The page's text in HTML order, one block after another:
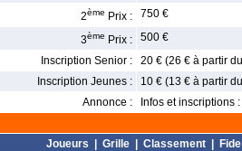
2ème Prix : 750 €
3ème Prix :
500 €
Inscription Senior :
20 € (26 € à partir
Inscription Jeunes :
10 € (13 € à partir
Annonce :
Infos et inscriptions
Joueurs Grille Classement Fide